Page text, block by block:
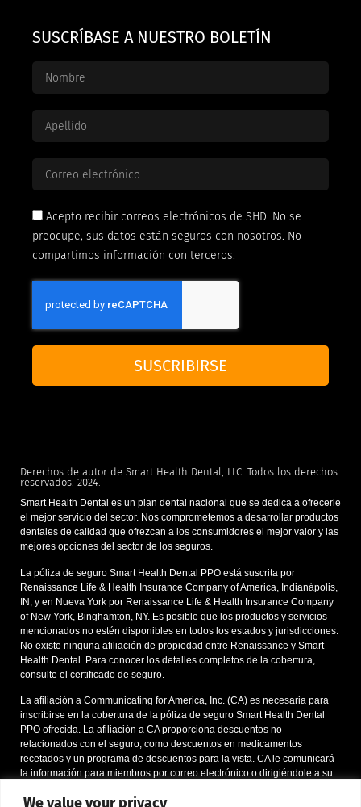
We value your privacy
SUSCRÍBASE A NUESTRO BOLETÍN
Acepto recibir correos electrónicos de SHD. No se
preocupe, sus datos están seguros con nosotros. No
compartimos información con terceros.
SUSCRIBIRSE
Derechos de autor de Smart Health Dental, LLC. Todos los derechos
reservados. 2024.
Smart Health Dental es un plan dental nacional que se dedica a ofrecerle
el mejor servicio del sector. Nos comprometemos a desarrollar productos
dentales de calidad que ofrezcan a los consumidores el mejor valor y las
mejores opciones del sector de los seguros.
La póliza de seguro Smart Health Dental PPO está suscrita por
Renaissance Life & Health Insurance Company of America, Indianápolis,
IN, y en Nueva York por Renaissance Life & Health Insurance Company
of New York, Binghamton, NY. Es posible que los productos y servicios
mencionados no estén disponibles en todos los estados y jurisdicciones.
No existe ninguna afiliación de propiedad entre Renaissance y Smart
Health Dental. Para conocer los detalles completos de la cobertura,
consulte el certificado de seguro.
La afiliación a Communicating for America, Inc. (CA) es necesaria para
inscribirse en la cobertura de la póliza de seguro Smart Health Dental
PPO ofrecida. La afiliación a CA proporciona descuentos no
relacionados con el seguro, como descuentos en medicamentos
recetados y un programa de descuentos para la vista. CA le comunicará
la información para miembros por correo electrónico o dirigiéndole a su
dental, se le pedirá durante el proceso de inscripción que confirme la